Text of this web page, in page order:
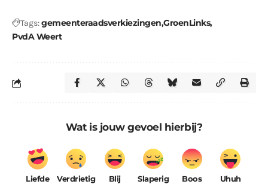
Tags:gemeenteraadsverkiezingen GroenLinks
PvdA Weert
Wat is jouw gevoel hierbij?
Liefde Verdrietig Blij Slaperig Boos Uhuh